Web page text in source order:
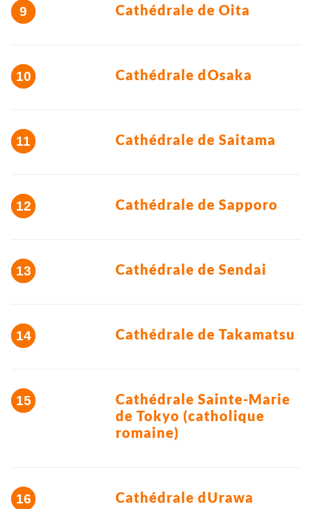
Cathédrale de Oita
Cathédrale dOsaka
Cathédrale de Saitama
Cathédrale de Sapporo
Cathédrale de Sendai
Cathédrale de Takamatsu
Cathédrale Sainte-Marie
de Tokyo (catholique
romaine)
Cathédrale dUrawa